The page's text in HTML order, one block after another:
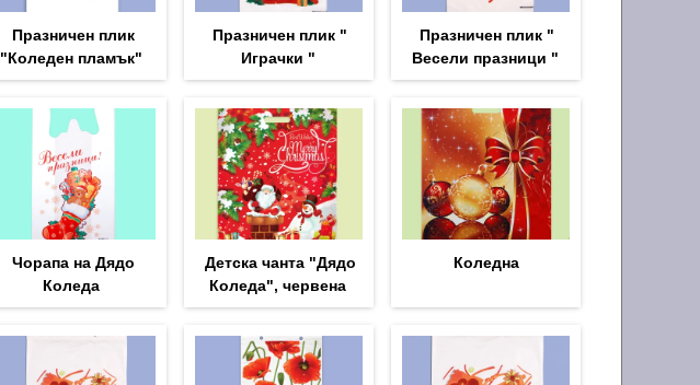
Празничен плик
"Коледен пламък"
Празничен плик "
Играчки "
Празничен плик "
Весели празници "
Чорапа на Дядо
Коледа
Детска чанта "Дядо
Коледа", червена
Коледна